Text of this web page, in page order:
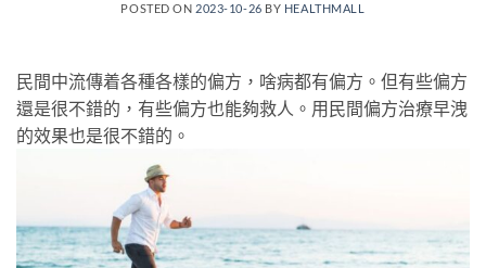
POSTED ON 2023-10-26 BY HEALTHMALL
民間中流傳着各種各樣的偏方，啥病都有偏方。但有些偏方
還是很不錯的，有些偏方也能夠救人。用民間偏方治療早洩
的效果也是很不錯的。